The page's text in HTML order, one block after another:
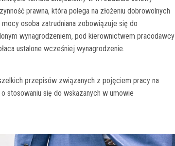
prawna, która polega na złożeniu dobrowolnych
osoba zatrudniana zobowiązuje się do
wynagrodzeniem, pod kierownictwem pracodawcy
ustalone wcześniej wynagrodzenie.
przepisów związanych z pojęciem pracy na
stosowaniu się do wskazanych w umowie